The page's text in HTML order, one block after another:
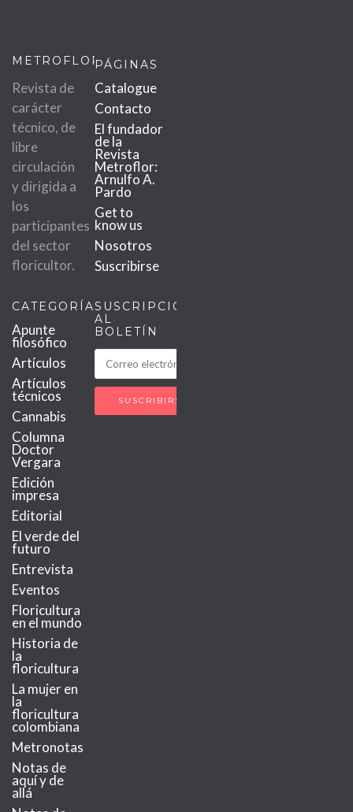
METROFLOR
Revista de
carácter
técnico, de
libre
circulación
y dirigida a
los
participantes
del sector
floricultor.
PÁGINAS
Catalogue
Contacto
El fundador
de la
Revista
Metroflor:
Arnulfo A.
Pardo
Get to
know us
Nosotros
Suscribirse
CATEGORÍAS
Apunte
filosófico
Artículos
Artículos
técnicos
Cannabis
Columna
Doctor
Vergara
Edición
impresa
Editorial
El verde del
futuro
Entrevista
Eventos
Floricultura
en el mundo
Historia de
la
floricultura
La mujer en
la
floricultura
colombiana
Metronotas
Notas de
aquí y de
allá
SUSCRIPCIÓN
AL
BOLETÍN